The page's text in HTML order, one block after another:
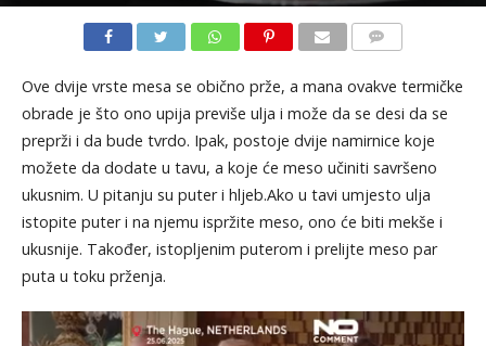
Ove dvije vrste mesa se obično prže, a mana ovakve termičke
obrade je što ono upija previše ulja i može da se desi da se
preprži i da bude tvrdo. Ipak, postoje dvije namirnice koje
možete da dodate u tavu, a koje će meso učiniti savršeno
ukusnim. U pitanju su puter i hljeb.Ako u tavi umjesto ulja
istopite puter i na njemu ispržite meso, ono će biti mekše i
ukusnije. Također, istopljenim puterom i prelijte meso par
puta u toku prženja.